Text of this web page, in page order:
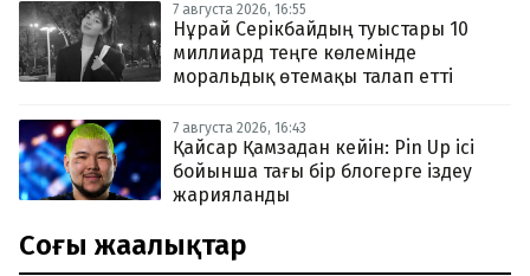
7 августа 2026, 16:55
Нұрай Серікбайдың туыстары 10
миллиард теңге көлемінде
моральдық өтемақы талап етті
7 августа 2026, 16:43
Қайсар Қамзадан кейін: Pin Up ісі
бойынша тағы бір блогерге іздеу
жарияланды
Соңғы жаңалықтар